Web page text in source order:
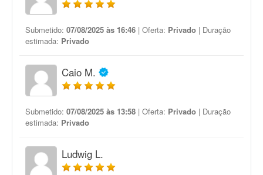
Submetido: 07/08/2025 às 16:46 | Oferta: Privado | Duração
estimada: Privado
Caio M.
Submetido: 07/08/2025 às 13:58 | Oferta: Privado | Duração
estimada: Privado
Ludwig L.